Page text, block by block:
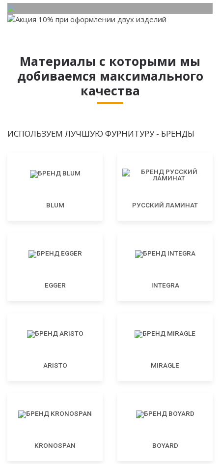
Материалы с которыми мы
добиваемся максимального
качества
ИСПОЛЬЗУЕМ ЛУЧШУЮ ФУРНИТУРУ - БРЕНДЫ
BLUM РУССКИЙ ЛАМИНАТ
EGGER INTEGRA
ARISTO MIRAGLE
KRONOSPAN BOYARD